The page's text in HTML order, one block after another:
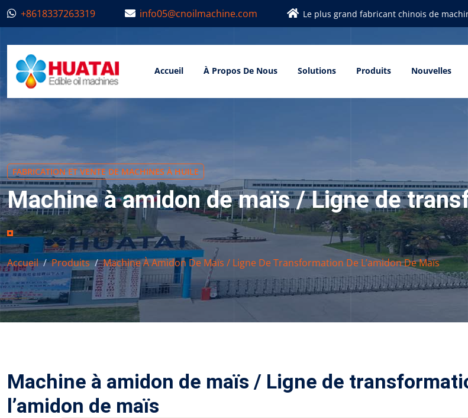
+8618337263319 info05@cnoilmachine.com Le plus grand fabricant chinois de
Accueil À Propos De Nous Solutions Produits Nouvelles
FABRICATION ET VENTE DE MACHINES À HUILE
Machine à amidon de maïs / Ligne de
Accueil Produits Machine À Amidon De Maïs / Ligne De Transformation De L’amidon De Maïs
Machine à amidon de maïs / Ligne de
l’amidon de maïs